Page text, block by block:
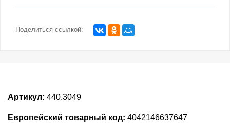
Поделиться ссылкой:
Артикул: 440.3049
Европейский товарный код: 4042146637647